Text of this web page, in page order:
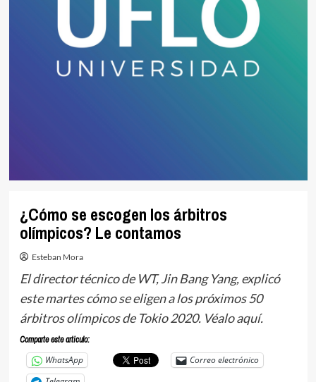
¿Cómo se escogen los árbitros
olímpicos? Le contamos
Esteban Mora
El director técnico de WT, Jin Bang Yang, explicó
este martes cómo se eligen a los próximos 50
árbitros olímpicos de Tokio 2020. Véalo aquí.
Comparte este articulo:
WhatsApp
Correo electrónico